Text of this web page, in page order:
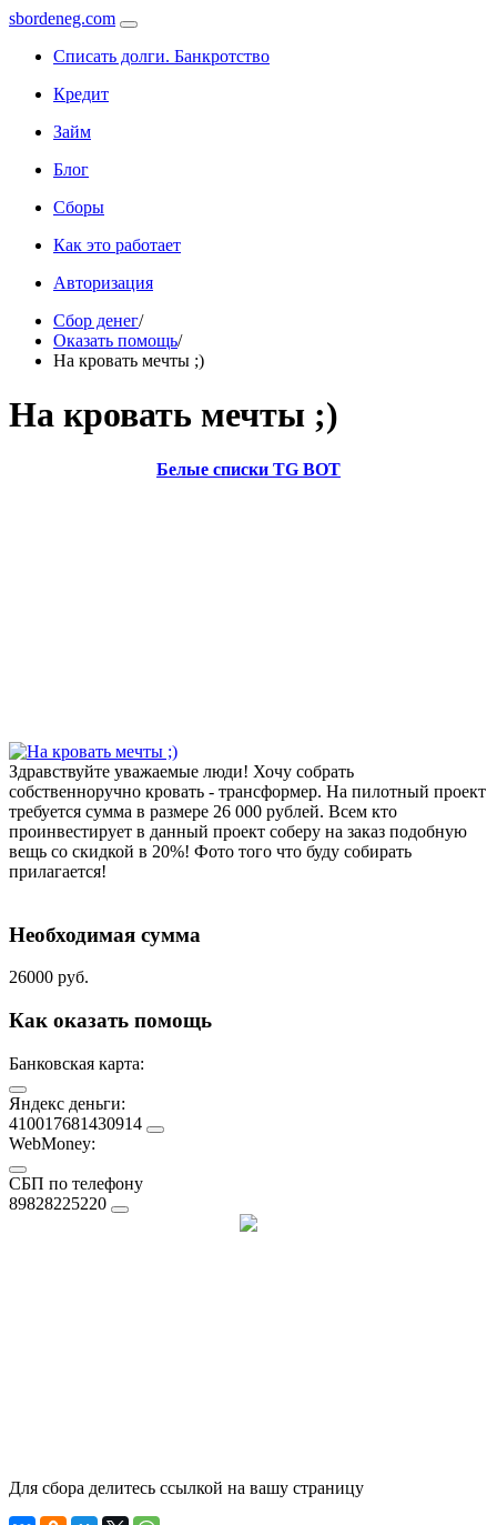
sbordeneg.com
Списать долги. Банкротство
Кредит
Займ
Блог
Сборы
Как это работает
Авторизация
Сбор денег/
Оказать помощь/
На кровать мечты ;)
На кровать мечты ;)
Белые списки TG BOT
Здравствуйте уважаемые люди! Хочу собрать
собственноручно кровать - трансформер. На пилотный проект
требуется сумма в размере 26 000 рублей. Всем кто
проинвестирует в данный проект соберу на заказ подобную
вещь со скидкой в 20%! Фото того что буду собирать
прилагается!
Необходимая сумма
26000 руб.
Как оказать помощь
Банковская карта:
Яндекс деньги:
410017681430914
WebMoney:
СБП по телефону
89828225220
Для сбора делитесь ссылкой на вашу страницу